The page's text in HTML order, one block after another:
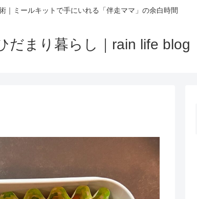
｜ミールキットで手にいれる「伴走ママ」の余白時間
だまり暮らし｜rain life blog